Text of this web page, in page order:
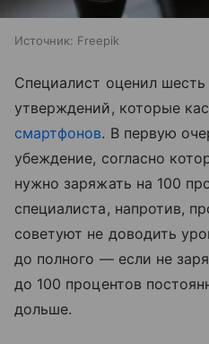
Источник: Freepik
Специалист оценил
утверждений, которые
смартфонов. В первую
убеждение, согласно
нужно заряжать на 100
специалиста, напротив,
советуют не доводить
до полного — если не
до 100 процентов
дольше.